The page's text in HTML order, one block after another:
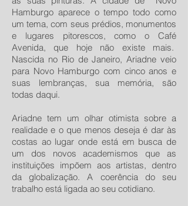
Hamburgo aparece o tempo todo como
um tema, com seus prédios, monumentos
e lugares pitorescos, como o Café
Avenida, que hoje não existe mais.
Nascida no Rio de Janeiro, Ariadne veio
para Novo Hamburgo com cinco anos e
suas lembranças, sua memória, são
todas daqui.
Ariadne tem um olhar otimista sobre a
realidade e o que menos deseja é dar às
costas ao lugar onde está em busca de
um dos novos academismos que as
instituições impõem aos artistas, dentro
da globalização. A coerência do seu
trabalho está ligada ao seu cotidiano.